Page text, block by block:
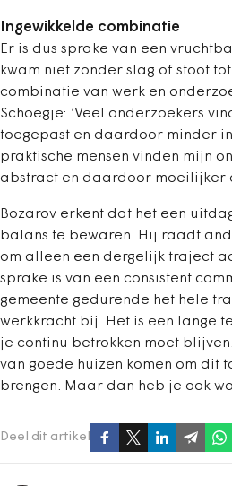
Ingewikkelde combinatie
Er is dus sprake van een
kwam niet zonder slag of stoot
combinatie van werk en
Schoegje: ‘Veel onderzoekers
toegepast en daardoor minder
praktische mensen vinden mijn
abstract en daardoor moeilijker
Bozarov erkent dat het een
balans te bewaren. Hij raadt
om alleen een dergelijk traject
sprake is van een consistent
gemeente gedurende het hele
werkkracht bij. Het is een lange
je continu betrokken moet
van goede huizen komen om dit
brengen. Maar dan heb je ook
Deel dit artikel